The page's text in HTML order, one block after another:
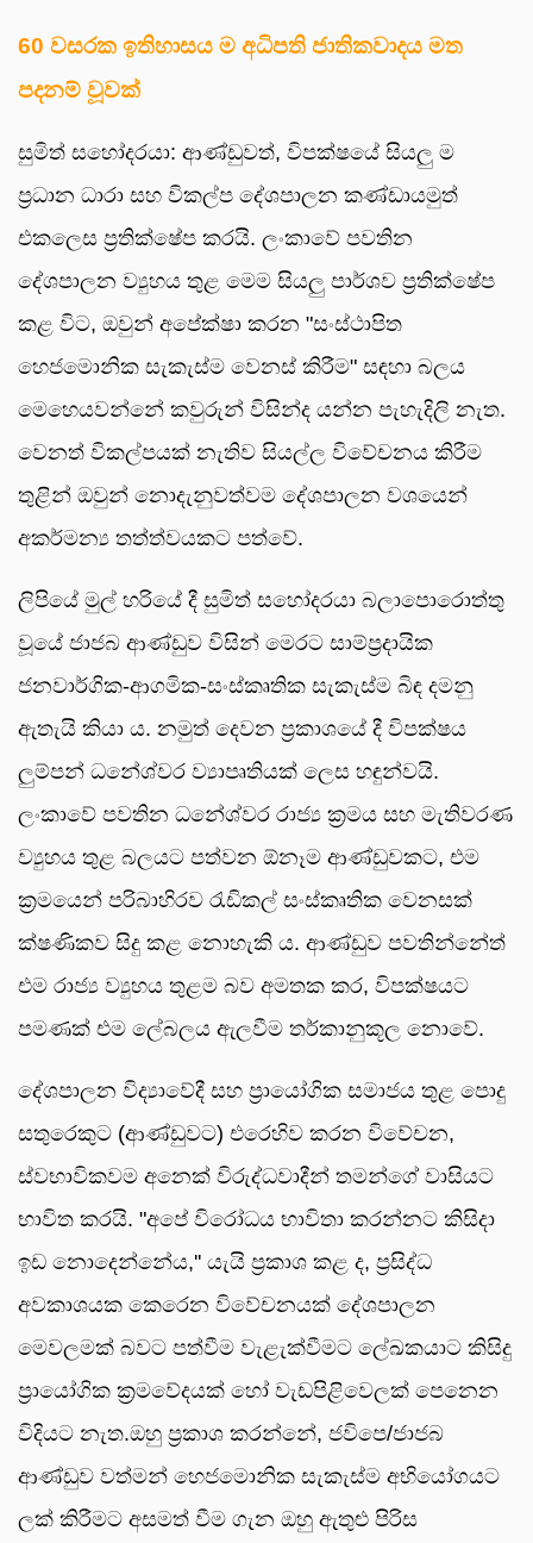
60 වසරක ඉතිහාසය ම අධිපති ජාතිකවාදය මත
පදනම් වූවක්
සුමිත් සහෝදරයා: ආණ්ඩුවත්, විපක්ෂයේ සියලු ම
ප්‍රධාන ධාරා සහ විකල්ප දේශපාලන කණ්ඩායමුත්
එකලෙස ප්‍රතික්ෂේප කරයි. ලංකාවේ පවතින
දේශපාලන ව්‍යුහය තුළ මෙම සියලු පාර්ශව ප්‍රතික්ෂේප
කළ විට, ඔවුන් අපේක්ෂා කරන "සංස්ථාපිත
හෙජමොනික සැකැස්ම වෙනස් කිරීම" සඳහා බලය
මෙහෙයවන්නේ කවුරුන් විසින්ද යන්න පැහැදිලි නැත.
වෙනත් විකල්පයක් නැතිව සියල්ල විවේචනය කිරීම
තුළින් ඔවුන් නොදැනුවත්වම දේශපාලන වශයෙන්
අකර්මන්‍ය තත්ත්වයකට පත්වේ.
ලිපියේ මුල් හරියේ දී සුමිත් සහෝදරයා බලාපොරොත්තු
වූයේ ජාජබ ආණ්ඩුව විසින් මෙරට සාම්ප්‍රදායික
ජනවාර්ගික-ආගමික-සංස්කෘතික සැකැස්ම බිඳ දමනු
ඇතැයි කියා ය. නමුත් දෙවන ප්‍රකාශයේ දී විපක්ෂය
ලුම්පන් ධනේශ්වර ව්‍යාපෘතියක් ලෙස හඳුන්වයි.
ලංකාවේ පවතින ධනේශ්වර රාජ්‍ය ක්‍රමය සහ මැතිවරණ
ව්‍යුහය තුළ බලයට පත්වන ඕනෑම ආණ්ඩුවකට, එම
ක්‍රමයෙන් පරිබාහිරව රැඩිකල් සංස්කෘතික වෙනසක්
ක්ෂණිකව සිදු කළ නොහැකි ය. ආණ්ඩුව පවතින්නේත්
එම රාජ්‍ය ව්‍යුහය තුළම බව අමතක කර, විපක්ෂයට
පමණක් එම ලේබලය ඇලවීම තර්කානුකූල නොවේ.
දේශපාලන විද්‍යාවේදී සහ ප්‍රායෝගික සමාජය තුළ පොදු
සතුරෙකුට (ආණ්ඩුවට) එරෙහිව කරන විවේචන,
ස්වභාවිකවම අනෙක් විරුද්ධවාදීන් තමන්ගේ වාසියට
භාවිත කරයි. "අපේ විරෝධය භාවිතා කරන්නට කිසිදා
ඉඩ නොදෙන්නේය,'' යැයි ප්‍රකාශ කළ ද, ප්‍රසිද්ධ
අවකාශයක කෙරෙන විවේචනයක් දේශපාලන
මෙවලමක් බවට පත්වීම වැළැක්වීමට ලේඛකයාට කිසිදු
ප්‍රායෝගික ක්‍රමවේදයක් හෝ වැඩපිළිවෙලක් පෙනෙන
විදියට නැත.ඔහු ප්‍රකාශ කරන්නේ, ජවිපෙ/ජාජබ
ආණ්ඩුව වත්මන් හෙජමොනික සැකැස්ම අභියෝගයට
ලක් කිරීමට අසමත් වීම ගැන ඔහු ඇතුළු පිරිස